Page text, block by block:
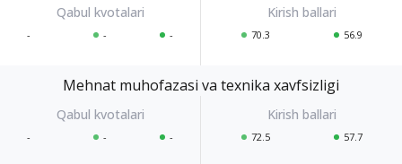
- - - 70.3 56.9
Mehnat muhofazasi va texnika xavfsizligi
- - - 72.5 57.7